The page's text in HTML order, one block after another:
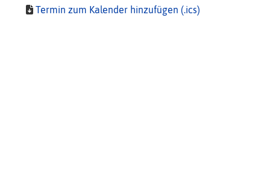
Termin zum Kalender hinzufügen (.ics)